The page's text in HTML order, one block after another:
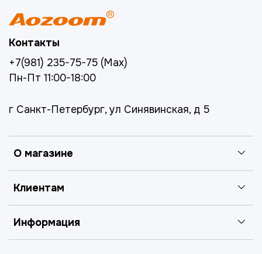
О магазине
Клиентам
Информация
Контакты
+7(981) 235-75-75 (Max)
Пн-Пт 11:00-18:00
г Санкт-Петербург, ул Синявинская, д 5